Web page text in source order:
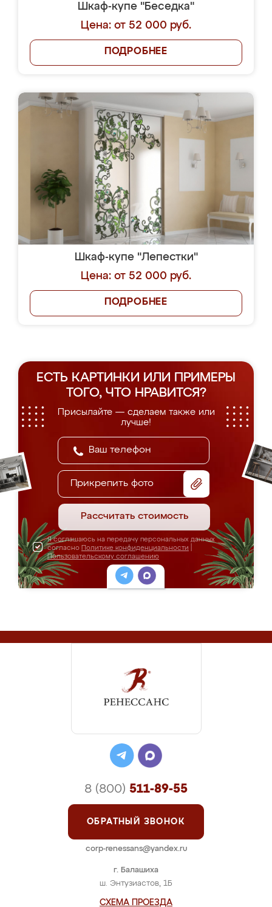
Шкаф-купе "Беседка"
Цена: от 52 000 руб.
ПОДРОБНЕЕ
Шкаф-купе "Лепестки"
Цена: от 52 000 руб.
ПОДРОБНЕЕ
ЕСТЬ КАРТИНКИ ИЛИ ПРИМЕРЫ
ТОГО, ЧТО НРАВИТСЯ?
Присылайте — сделаем также или
лучше!
Прикрепить фото
Рассчитать стоимость
Я соглашаюсь на передачу персональных данных
согласно Политике конфиденциальности
Пользовательскому соглашению
г. Балашиха
ш. Энтузиастов, 1Б
СХЕМА ПРОЕЗДА
8 (800) 511-89-55
ОБРАТНЫЙ ЗВОНОК
corp-renessans@yandex.ru